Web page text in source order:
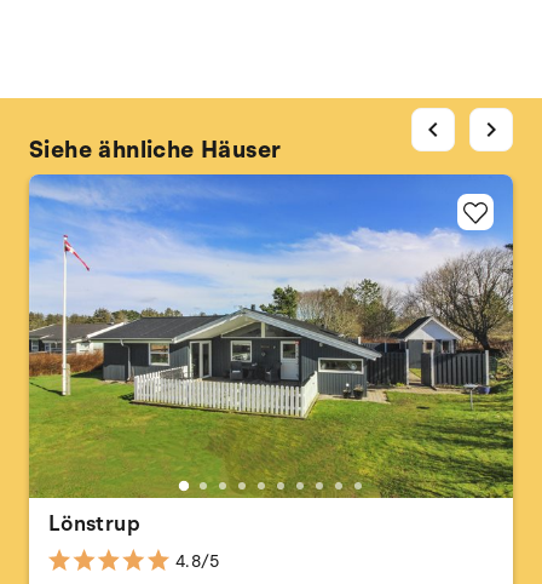
Siehe ähnliche Häuser
Lönstrup
4.8/5
chevron_left chevron_right